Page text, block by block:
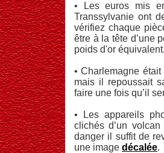
• Les euros mis
Transsylvanie ont
vérifiez chaque
être à la tête d’une
poids d'or équivalent.
• Charlemagne
mais il repoussait
faire une fois qu’il
• Les appareils
clichés d’un
danger il suffit de
une image décalée.